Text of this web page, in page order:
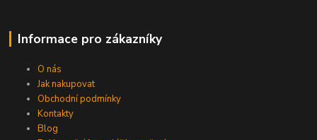
Informace pro zákazníky
O nás
Jak nakupovat
Obchodní podmínky
Kontakty
Blog